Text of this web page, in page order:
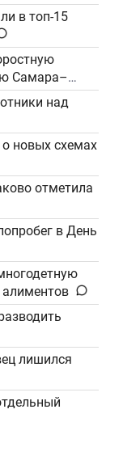
в топ-15
Самара–
над
новых схемах
отметила
в День
лишился